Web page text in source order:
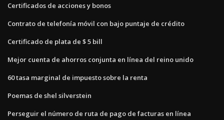
Certificados de acciones y bonos
Contrato de telefonía móvil con bajo puntaje de crédito
Certificado de plata de $ 5 bill
Mejor cuenta de ahorros conjunta en línea del reino unido
60 tasa marginal de impuesto sobre la renta
Poemas de shel silverstein
Perseguir el número de ruta de pago de facturas en línea